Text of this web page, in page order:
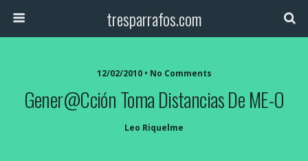
tresparrafos.com
12/02/2010 • No Comments
Gener@cción Toma Distancias De ME-O
Leo Riquelme